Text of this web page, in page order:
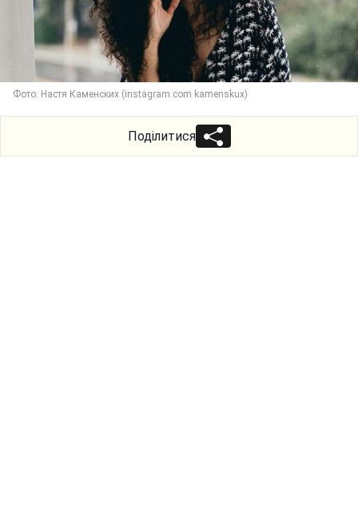
Фото: Настя Каменских (instagram.com kamenskux)
Поділитися